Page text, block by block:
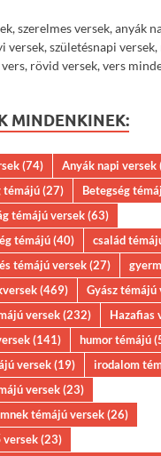
szerelmes versek, anyák
versek, születésnapi
rövid versek, vers
MINDENKINEK:
(74) Anyák napi versek
témájú(27) Betegség
témájú versek(63)
témájú(40) család
témájú versek(27)
(469) Gyász témájú
versek(232) Hazafias
(141) humor témájú
versek(19) irodalom
versek(23)
témájú versek(26)
versek(23)